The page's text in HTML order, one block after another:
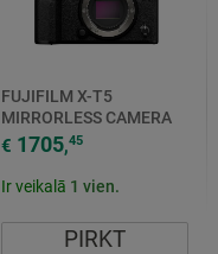
FUJIFILM X-T5
MIRRORLESS CAMERA
40MP APS-C BLACK
€ 1705,45
Ir veikalā 1 vien.
PIRKT